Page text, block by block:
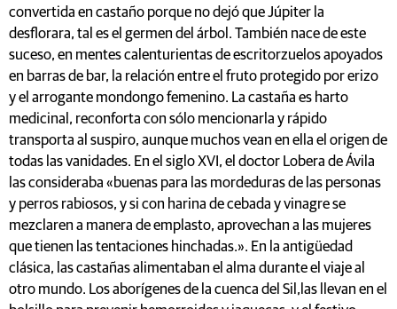
convertida en castaño porque no dejó que Júpiter la
desflorara, tal es el germen del árbol. También nace de este
suceso, en mentes calenturientas de escritorzuelos apoyados
en barras de bar, la relación entre el fruto protegido por erizo
y el arrogante mondongo femenino. La castaña es harto
medicinal, reconforta con sólo mencionarla y rápido
transporta al suspiro, aunque muchos vean en ella el origen de
todas las vanidades. En el siglo XVI, el doctor Lobera de Ávila
las consideraba «buenas para las mordeduras de las personas
y perros rabiosos, y si con harina de cebada y vinagre se
mezclaren a manera de emplasto, aprovechan a las mujeres
que tienen las tentaciones hinchadas.». En la antigüedad
clásica, las castañas alimentaban el alma durante el viaje al
otro mundo. Los aborígenes de la cuenca del Sil,las llevan en el